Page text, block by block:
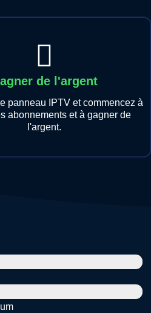
de l'argent
panneau IPTV et commencez à
abonnements et à gagner de
l'argent.